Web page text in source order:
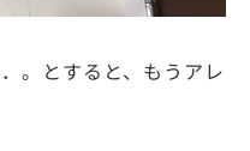
。とすると、もうアレ